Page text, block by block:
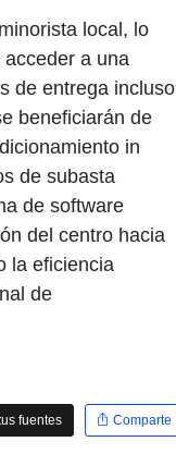
local, lo
a una
de entrega incluso
beneficiarán de
in
de subasta
de software
del centro hacia
la eficiencia
de
fuentes Comparte